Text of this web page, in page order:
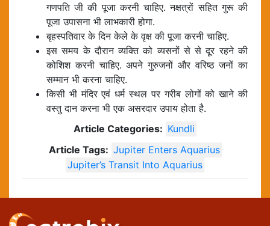
गणपति जी की पूजा करनी चाहिए. नक्षत्रों सहित गुरू की
पूजा उपासना भी लाभकारी होगा.
बृहस्पतिवार के दिन केले के वृक्ष की पूजा करनी चाहिए.
इस समय के दौरान व्यक्ति को व्यसनों से से दूर रहने की
कोशिश करनी चाहिए. अपने गुरुजनों और वरिष्ठ जनों का
सम्मान भी करना चाहिए.
किसी भी मंदिर एवं धर्म स्थल पर गरीब लोगों को खाने की
वस्तु दान करना भी एक असरदार उपाय होता है.
Article Categories: Kundli
Article Tags: Jupiter Enters Aquarius
Jupiter’s Transit Into Aquarius